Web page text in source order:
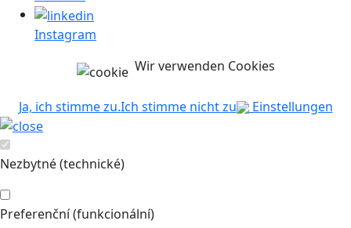
Instagram
Wir verwenden Cookies
Ja, ich stimme zu.Ich stimme nicht zu Einstellungen
Nezbytné (technické)
Preferenční (funkcionální)